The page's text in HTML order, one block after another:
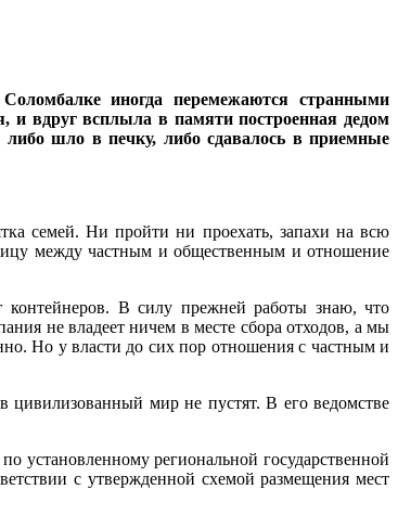
иногда перемежаются странными
и вдруг всплыла в памяти построенная дедом
шло в печку, либо сдавалось в приемные
семей. Ни пройти ни проехать, запахи на всю
между частным и общественным и отношение
контейнеров. В силу прежней работы знаю, что
не владеет ничем в месте сбора отходов, а мы
Но у власти до сих пор отношения с частным и
мир не пустят. В его ведомстве
региональной государственной
с утвержденной схемой размещения мест